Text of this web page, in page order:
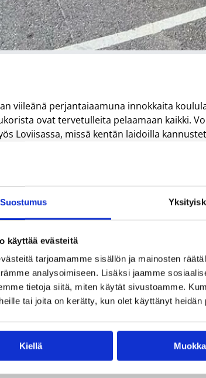
Suostumus
käyttää evästeitä
tarjoamamme sisällön ja mainosten
analysoimiseen. Lisäksi jaamme
tietoja siitä, miten käytät sivustoamme.
tai joita on kerätty, kun olet käyttänyt heidän
Kiellä
viileänä perjantaiaamuna innokkaita
ovat tervetulleita pelaamaan kaikki.
Loviisassa, missä kentän laidoilla
välissä tsempparipalkintoja, Pirkka-
ja hienoihin tuuletuksiin. Kentillä nähtiin
paikalle polkupyörillä, ja vauhdikkaan
Suomen Koripalloliiton ja K-ryhmän
lasten liikunnallisuutta. Syksyn
Uudessakaupungissa.